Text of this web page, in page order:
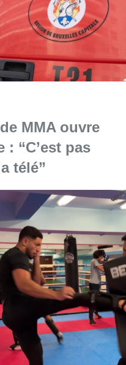
MMA ouvre
: “C’est pas
télé”